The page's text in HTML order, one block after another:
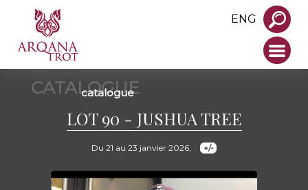
ENG
CATALOGUE
catalogue
LOT 90 - JUSHUA TREE
Du 21 au 23 janvier 2026,